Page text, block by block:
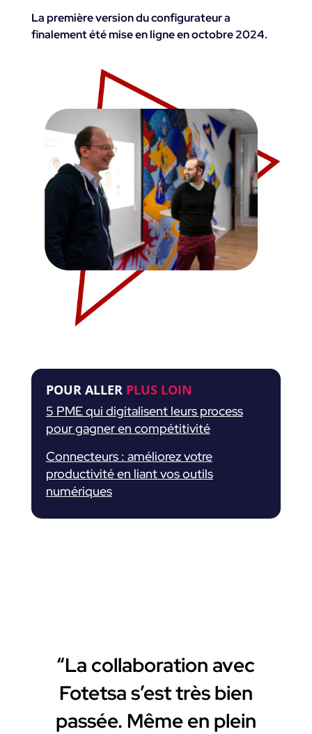
La première version du configurateur a
finalement été mise en ligne en octobre 2024.
POUR ALLER PLUS LOIN
5 PME qui digitalisent leurs process
pour gagner en compétitivité
Connecteurs : améliorez votre
productivité en liant vos outils
numériques
“La collaboration avec
Fotetsa s’est très bien
passée. Même en plein